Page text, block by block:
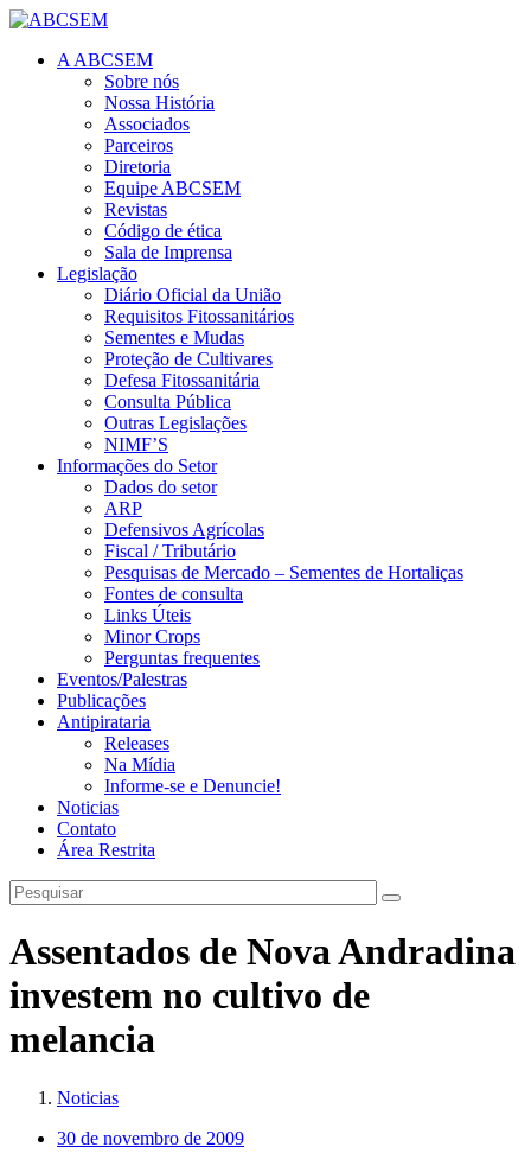
A ABCSEM
Sobre nós
Nossa História
Associados
Parceiros
Diretoria
Equipe ABCSEM
Revistas
Código de ética
Sala de Imprensa
Legislação
Diário Oficial da União
Requisitos Fitossanitários
Sementes e Mudas
Proteção de Cultivares
Defesa Fitossanitária
Consulta Pública
Outras Legislações
NIMF’S
Informações do Setor
Dados do setor
ARP
Defensivos Agrícolas
Fiscal / Tributário
Pesquisas de Mercado – Sementes de Hortaliças
Fontes de consulta
Links Úteis
Minor Crops
Perguntas frequentes
Eventos/Palestras
Publicações
Antipirataria
Releases
Na Mídia
Informe-se e Denuncie!
Noticias
Contato
Área Restrita
Assentados de Nova Andradina
investem no cultivo de
melancia
Noticias
30 de novembro de 2009